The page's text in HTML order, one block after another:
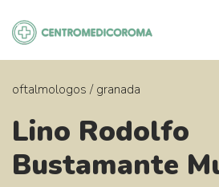
contenido
oftalmologos / granada
Lino Rodolfo
Bustamante